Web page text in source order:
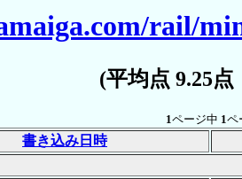
rail/
(平均点 9.25
1ページ中 1ペ
書き込み日時